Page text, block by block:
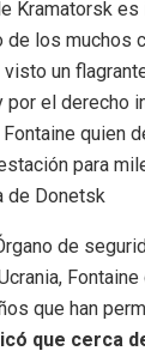
Kramatorsk es
de los muchos
un
el derecho
quien
para
de Donetsk
de
que han
que cerca